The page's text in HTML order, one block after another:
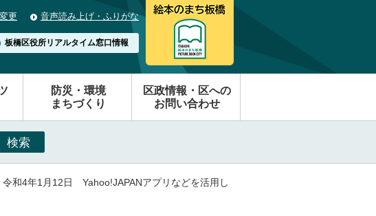
更 音声読み上げ・ふりがな
板橋区役所リアルタイム窓口情報
防災・環境
まちづくり
区政情報・区への
お問い合わせ
令和4年1月12日 Yahoo!JAPANアプリなどを活用し